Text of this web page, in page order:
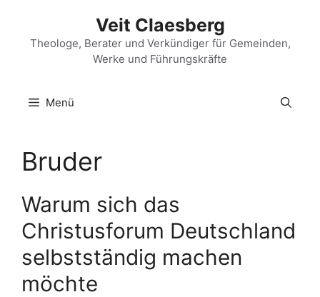
springen
Veit Claesberg
Theologe, Berater und Verkündiger für Gemeinden,
Werke und Führungskräfte
Menü
Bruder
Warum sich das
Christusforum Deutschland
selbstständig machen
möchte